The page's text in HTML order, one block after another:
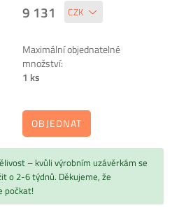
9 131
Maximální objednatelné
množství:
1 ks
OBJEDNAT
– kvůli výrobním uzávěrkám se
o 2-6 týdnů. Děkujeme, že
počkat!